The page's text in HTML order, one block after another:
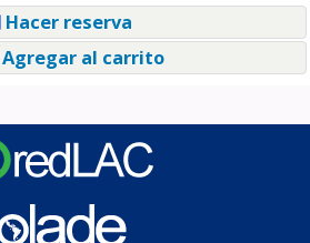
Hacer reserva
al carrito